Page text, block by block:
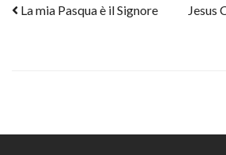
Post navigation
La mia Pasqua è il Signore Jesus